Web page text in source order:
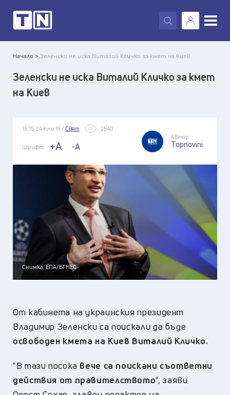
X
Начало >Зеленски не иска Виталий Кличко за кмет на Киев
Зеленски не иска Виталий Кличко за кмет
на Киев
15:15, 24 юли 19 / Свят 2540
Шрифт: +A -A
Автор:
Topnovini
Снимка: ЕПА/БГНЕС
От кабинета на украинския президент
Владимир Зеленски са поискали да бъде
освободен кмета на Киев Виталий Кличко.
"В тази посока вече са поискани съответни
действия от правителството", заяви